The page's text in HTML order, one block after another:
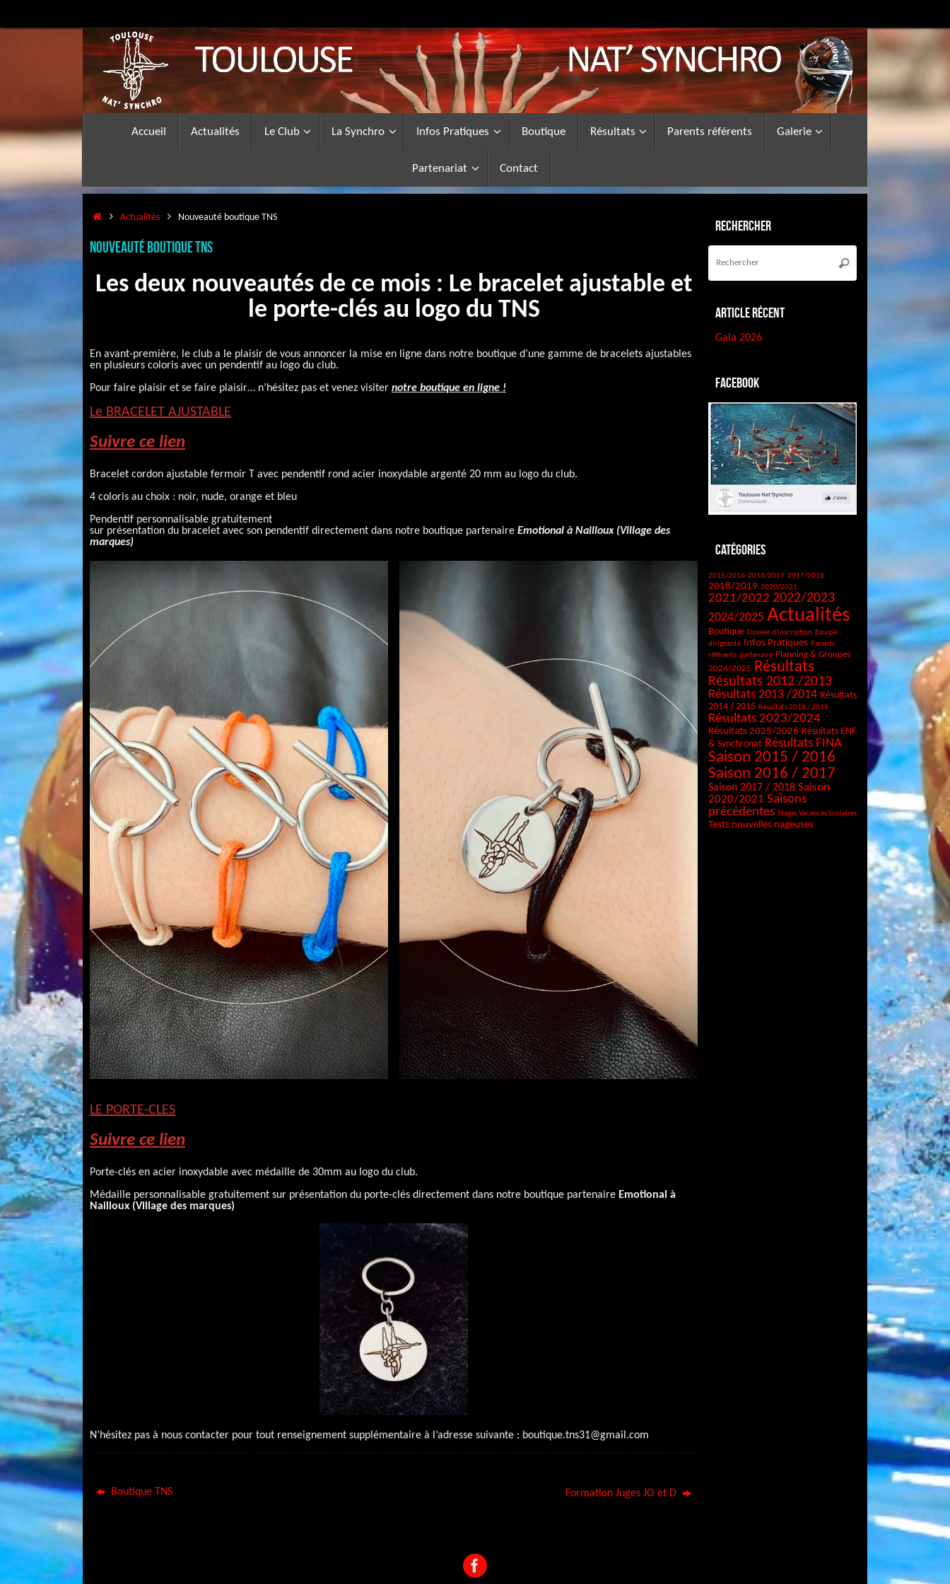
contenu
Accueil Actualités Le Club La Synchro Infos Pratiques Boutique Résultats Parents référents Galerie
Partenariat Contact
AccueilActualités Nouveauté boutique TNS
Nouveauté boutique TNS
Les deux nouveautés de ce mois : Le bracelet ajustable et
le porte-clés au logo du TNS
En avant-première, le club a le plaisir de vous annoncer la mise en ligne dans notre boutique d’une gamme de bracelets ajustables
en plusieurs coloris avec un pendentif au logo du club.
Pour faire plaisir et se faire plaisir… n’hésitez pas et venez visiter notre boutique en ligne !
Le BRACELET AJUSTABLE
Suivre ce lien
Bracelet cordon ajustable fermoir T avec pendentif rond acier inoxydable argenté 20 mm au logo du club.
4 coloris au choix : noir, nude, orange et bleu
Pendentif personnalisable gratuitement
sur présentation du bracelet avec son pendentif directement dans notre boutique partenaire Emotional à Nailloux (Village des
marques)
LE PORTE-CLES
Suivre ce lien
Porte-clés en acier inoxydable avec médaille de 30mm au logo du club.
Médaille personnalisable gratuitement sur présentation du porte-clés directement dans notre boutique partenaire Emotional à
Nailloux (Village des marques)
N’hésitez pas à nous contacter pour tout renseignement supplémentaire à l’adresse suivante : boutique.tns31@gmail.com
Boutique TNS Formation Juges JO et D
Rechercher
Recherche
Rechercher
Article récent
Gala 2026
Facebook
Catégories
2015/2016 2016/2017 2017/2018
2018/2019 2020/2021
2021/2022 2022/2023
2024/2025 Actualités
Boutique Dossier d'inscription Equipe
dirigeante Infos Pratiques Parents
référents partenaire Planning & Groupes
2024/2025 Résultats
Résultats 2012 /2013
Résultats 2013 /2014 Résultats
2014 / 2015 Résultats 2018 / 2019
Résultats 2023/2024
Résultats 2025/2026 Résultats ENF
& Synchronat Résultats FINA
Saison 2015 / 2016
Saison 2016 / 2017
Saison 2017 / 2018 Saison
2020/2021 Saisons
précédentes Stages Vacances Scolaires
Tests nouvelles nageuses